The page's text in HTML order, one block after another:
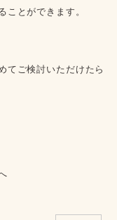
とができます。
てご検討いただけたら